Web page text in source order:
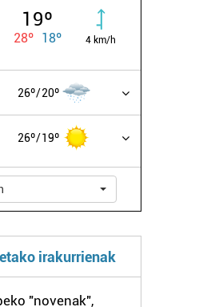
19º
28º 18º 4 km/h
26º 20º
26º 19º
irakurrienak
"novenak",